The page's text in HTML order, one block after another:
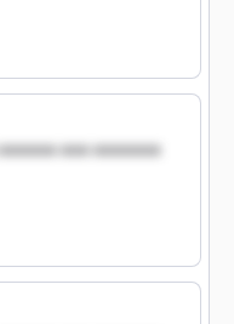
xxx xxxxxxx